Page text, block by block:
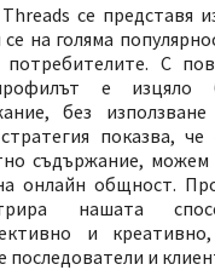
се представя
на голяма
потребителите. С
е изцяло
без
показва, че
съдържание, можем
онлайн общност.
нашата
и креативно,
последователи и